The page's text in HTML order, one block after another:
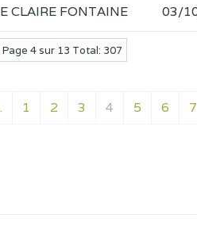
Page 4 sur 13 Total: 307
1 2 3 4 5 6 7
CLAIRE FONTAINE 03/